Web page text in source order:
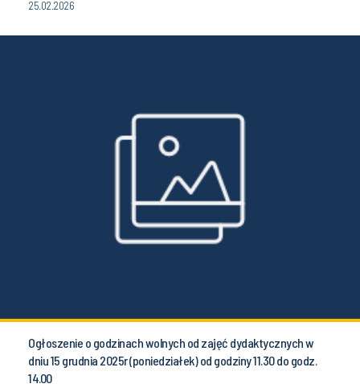
25.02.2026
Ogłoszenie o godzinach wolnych od zajęć dydaktycznych w
dniu 15 grudnia 2025r (poniedziałek) od godziny 11.30 do godz.
14.00